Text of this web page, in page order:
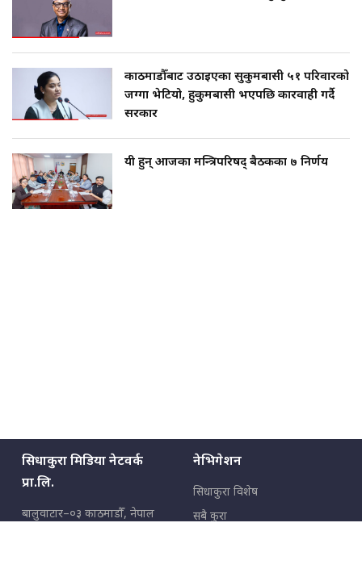
काठमाडौँबाट उठाइएका सुकुमबासी ५१ परिवारको
जग्गा भेटियो, हुकुमबासी भएपछि कारवाही गर्दै
सरकार
यी हुन् आजका मन्त्रिपरिषद् बैठकका ७ निर्णय
सिधाकुरा मिडिया नेटवर्क
प्रा.लि.
बालुवाटार–०३ काठमाडौँ, नेपाल
नेभिगेशन
सिधाकुरा विशेष
सबै कुरा